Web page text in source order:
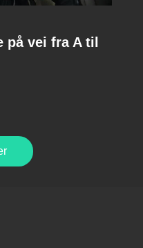
på vei fra A til